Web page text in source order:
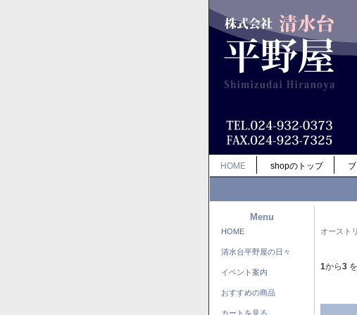
HOME shopのトップ
Menu
HOME
清水台平野屋の日々
イベント案内
おすすめの商品
カートを見る
オースト
1から3